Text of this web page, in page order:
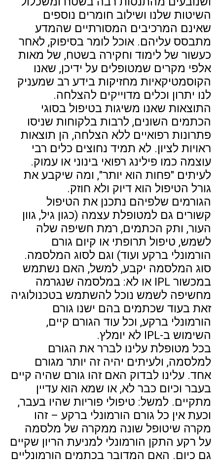
השיטות שלנו ושילוב חומרים נוספים
שאינם המרכיבים המסורתיים שהמדע
מתבסס עליהם. אוכל לומר בסיפוק, לאחר
כעשור של לימוד וחקירה בשטח, של מאות
אלפי מקרים שמטופלים על ידיכן, שאנו
הקוסמטיקאיות מחזיקות בידע רב שמעניק
לנו יתרון וכלים מדוייקים להצלחה.
התוצאות שאנו משיגות בטיפול בסוגי
הכתמים השונים, לרבות בלקוחות שניסו
פתרונות רפואיים ללא הצלחה, הן תוצאות
ראויות לציון. לא תמיד נחוצים כלים רבי
עוצמה כמו פילינג רפואי בינוני או עמוק.
לעיתים "פחות הוא יותר", ומה שיקבע את
גורל הטיפול הוא דיוק ולא חוזק.
הגורמים שלפיהם נתכנן את הטיפול
קשורים גם למטופלת עצמה (כגון גיל, גוון
העור, ותק הכתמים, רמת חשיפה שלה
לשמש, טיפול תרופתי או קיום גורם
הורמונלי ברקע ועוד) וגם לסוג המלסמה.
סוג המלסמה יקבע, למשל, האם נשתמש
במכשור IPL או לא: במלסמה שנגרמה
מחשיפה לשמש נוכל להשתמש בטכנולוגיה
זאת בעוד שכתמים בהם ישנו גורם
הורמונלי ברקע, וכל עוד הגורם קיים,
השימוש ב-IPL לא יומלץ.
בכל מטופלת עלינו לברר את הגורם
למלסמה, ולעיתים יהיה זה יותר מגורם
אחד. עלינו לבדוק האם זהו גורם שהיה קיים
בעבר וכיום כבר לא, או שמא הוא עדיין
מתקיים. למשל: טיפולי פוריות שהיו בעבר,
וכעת אין כל גורם הורמונלי ברקע – זהו
מקרה שיטופל שונה ממקרה של מלסמה
על רקע התקן הורמונלי למניעת הריון שקיים
גם כיום. האם המדובר בכתמים הורמונליים